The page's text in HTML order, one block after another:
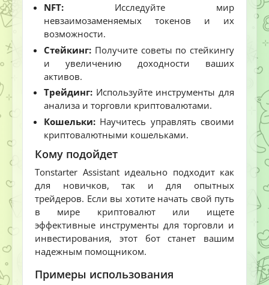
NFT: Исследуйте мир
невзаимозаменяемых токенов и их
возможности.
Стейкинг: Получите советы по стейкингу
и увеличению доходности ваших
активов.
Трейдинг: Используйте инструменты для
анализа и торговли криптовалютами.
Кошельки: Научитесь управлять своими
криптовалютными кошельками.
Кому подойдет
Tonstarter Assistant идеально подходит как
для новичков, так и для опытных
трейдеров. Если вы хотите начать свой путь
в мире криптовалют или ищете
эффективные инструменты для торговли и
инвестирования, этот бот станет вашим
надежным помощником.
Примеры использования